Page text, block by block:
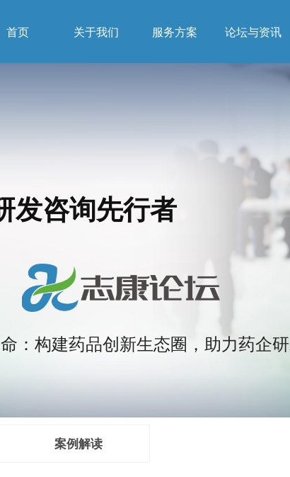
首页 关于我们 服务方案 论坛与资讯
发咨询先行者
建药品创新生态圈，助力药企研
案例解读